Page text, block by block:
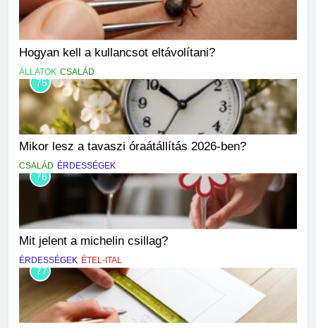
Hogyan kell a kullancsot eltávolítani?
ÁLLATOK CSALÁD
75
Mikor lesz a tavaszi óraátállítás 2026-ben?
CSALÁD ÉRDESSÉGEK
76
Mit jelent a michelin csillag?
ÉRDESSÉGEK ÉTEL-ITAL
77